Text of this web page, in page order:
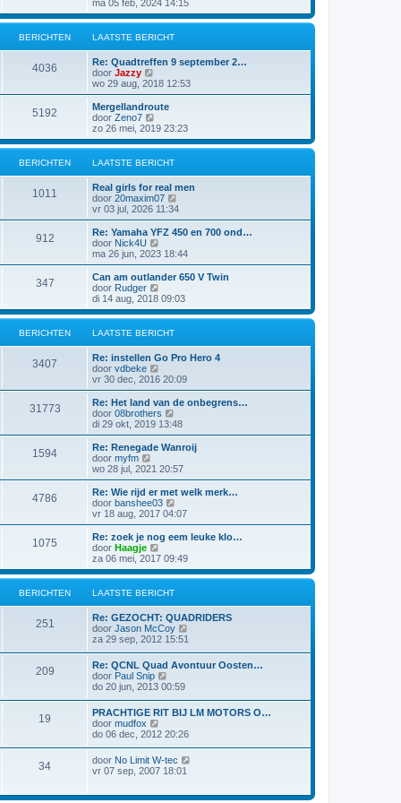
c
h
t
b
e
r
i
c
h
a
s
t
b
e
c
h
t
k
i
j
a
t
s
t
b
e
r
i
c
h
t
ma 05 feb, 2024 14:15
BERICHTEN LAATSTE BERICHT
4036
Re: Quadtreffen 9 september 2…
door Jazzy
e
k
i
k
a
a
t
s
t
e
b
e
r
i
c
h
t
wo 29 aug, 2018 12:53
5192
Mergellandroute
door Zeno7
e
k
i
j
a
a
t
s
t
e
b
e
r
i
c
h
t
zo 26 mei, 2019 23:23
BERICHTEN LAATSTE BERICHT
1011
Real girls for real men
door 20maxim07
e
k
i
k
a
a
t
s
t
e
r
c
h
t
vr 03 jul, 2026 11:34
912
Re: Yamaha YFZ 450 en 700 ond…
door Nick4U
e
k
i
k
a
a
t
s
t
b
e
r
i
c
h
t
ma 26 jun, 2023 18:44
347
Can am outlander 650 V Twin
door Rudger
e
k
i
j
a
t
s
t
e
b
e
r
c
h
t
di 14 aug, 2018 09:03
BERICHTEN LAATSTE BERICHT
3407
Re: instellen Go Pro Hero 4
door vdbeke
e
k
i
j
k
a
a
t
s
e
b
e
r
i
h
t
vr 30 dec, 2016 20:09
31773
Re: Het land van de onbegrens…
door 08brothers
e
k
i
k
a
a
t
s
e
e
r
h
t
di 29 okt, 2019 13:48
1594
Re: Renegade Wanroij
door myfm
e
k
i
j
k
a
t
s
t
b
e
r
i
c
h
t
wo 28 jul, 2021 20:57
4786
Re: Wie rijd er met welk merk…
door banshee03
e
k
i
k
a
s
t
e
b
e
r
c
vr 18 aug, 2017 04:07
1075
Re: zoek je nog eem leuke klo…
door Haagje
e
k
i
j
a
a
t
s
t
e
b
r
i
c
h
t
za 06 mei, 2017 09:49
BERICHTEN LAATSTE BERICHT
251
Re: GEZOCHT: QUADRIDERS
door Jason McCoy
j
a
a
s
t
e
b
i
za 29 sep, 2012 15:51
209
Re: QCNL Quad Avontuur Oosten…
door Paul Snip
e
i
k
l
a
a
t
t
do 20 jun, 2013 00:59
19
PRACHTIGE RIT BIJ LM MOTORS O…
door mudfox
e
i
j
k
a
do 06 dec, 2012 20:26
34 door No Limit W-tec
vr 07 sep, 2007 18:01